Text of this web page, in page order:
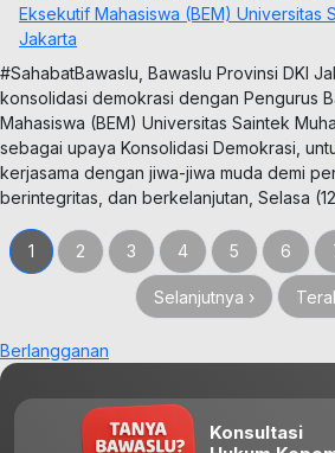
Eksekutif Mahasiswa (BEM) Universitas
Jakarta
#SahabatBawaslu, Bawaslu Provinsi DKI
konsolidasi demokrasi dengan Pengurus
Mahasiswa (BEM) Universitas Saintek
sebagai upaya Konsolidasi Demokrasi,
kerjasama dengan jiwa-jiwa muda demi
berintegritas, dan berkelanjutan, Selasa
Halaman sekarang
1 Halaman
2 Halaman
3 Halaman
4 Halaman
5 6
Halaman berikutnya
Selanjutnya › Last
Berlangganan
Konsultasi